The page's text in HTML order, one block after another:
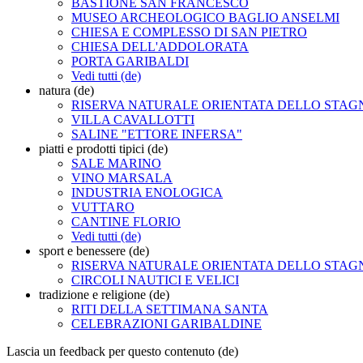
MUSEO ARCHEOLOGICO BAGLIO ANSELMI
CHIESA E COMPLESSO DI SAN PIETRO
CHIESA DELL'ADDOLORATA
PORTA GARIBALDI
Vedi tutti (de)
natura (de)
RISERVA NATURALE ORIENTATA DELLO
VILLA CAVALLOTTI
SALINE "ETTORE INFERSA"
piatti e prodotti tipici (de)
SALE MARINO
VINO MARSALA
INDUSTRIA ENOLOGICA
VUTTARO
CANTINE FLORIO
Vedi tutti (de)
sport e benessere (de)
RISERVA NATURALE ORIENTATA DELLO
CIRCOLI NAUTICI E VELICI
tradizione e religione (de)
RITI DELLA SETTIMANA SANTA
CELEBRAZIONI GARIBALDINE
Lascia un feedback per questo contenuto (de)